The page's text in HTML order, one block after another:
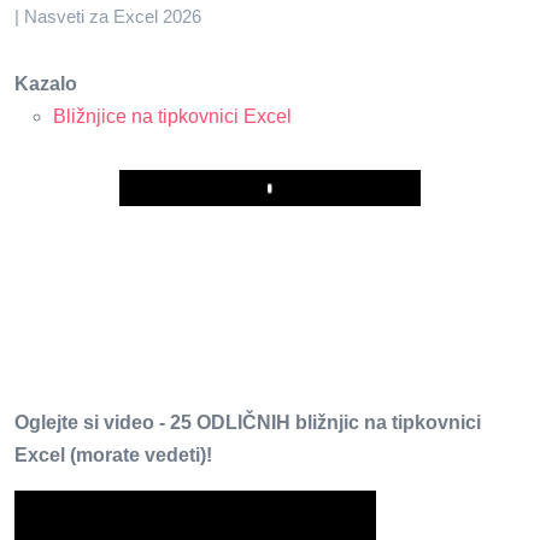
| Nasveti za Excel 2026
Kazalo
Bližnjice na tipkovnici Excel
Play
Oglejte si video - 25 ODLIČNIH bližnjic na tipkovnici
Excel (morate vedeti)!